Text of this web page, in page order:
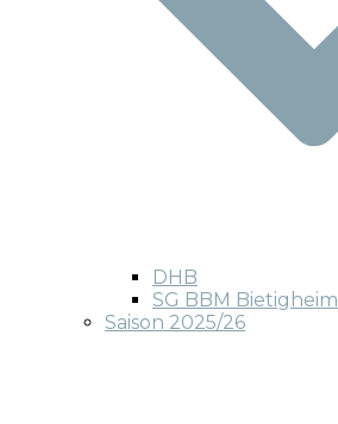
DHB
SG BBM Bietigheim
Saison 2025/26